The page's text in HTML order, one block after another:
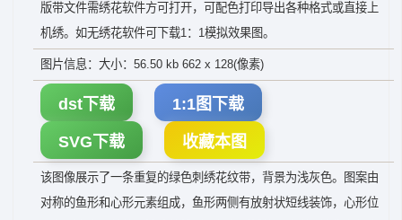
版带文件需绣花软件方可打开，可配色打印导出各种格式或直接上
机绣。如无绣花软件可下载1：1模拟效果图。
图片信息：大小：56.50 kb 662 x 128(像素)
dst下载 1:1图下载
SVG下载 收藏本图
该图像展示了一条重复的绿色刺绣花纹带，背景为浅灰色。图案由
对称的鱼形和心形元素组成，鱼形两侧有放射状短线装饰，心形位